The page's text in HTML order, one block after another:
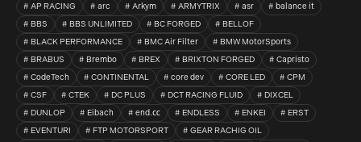
AP RACING
arc Arkym ARMYTRIX asr
balance it
BBS
BBS UNLIMITED BC FORGED
BELLOF
BLACK PERFORMANCE
BMC Air Filter
BMW MotorSports
BRABUS
Brembo BREX BRIXTON FORGED
Capristo
CodeTech
CONTINENTAL core dev CORE LED
CPM
CSF
CTEK DC PLUS DCT RACING FLUID
DIXCEL
DUNLOP
Eibach end.㏄ ENDLESS ENKEI
ERST
EVENTURI
FTP MOTORSPORT
GEAR RACHIG OIL